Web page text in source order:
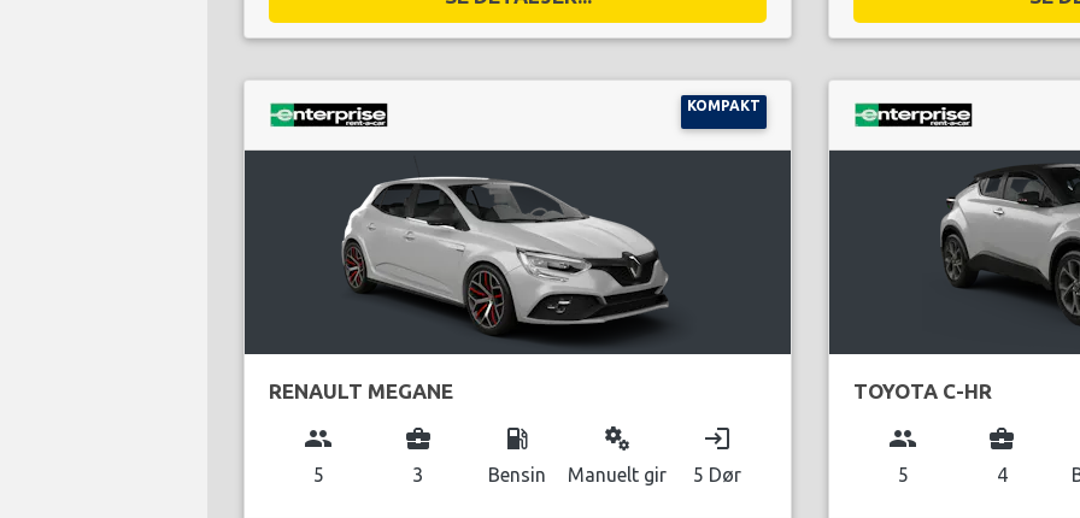
KOMPAKT
RENAULT MEGANE
group
5
business_center
3
local_gas_station
Bensin
miscellaneous_services
Manuelt gir
login
5 Dør
TOYOTA C-HR
group
5
business_center
4